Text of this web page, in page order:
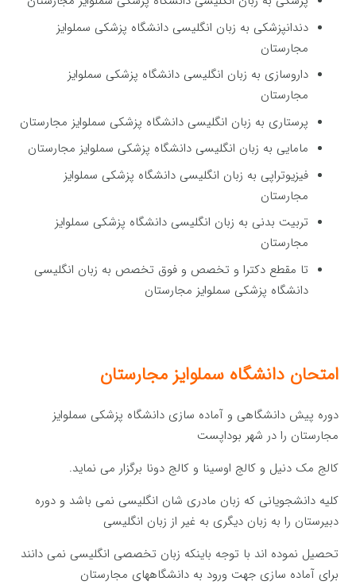
دندانپزشکی به زبان انگلیسی دانشگاه پزشکی سملوایز
مجارستان
داروسازی به زبان انگلیسی دانشگاه پزشکی سملوایز
مجارستان
پرستاری به زبان انگلیسی دانشگاه پزشکی سملوایز مجارستان
مامایی به زبان انگلیسی دانشگاه پزشکی سملوایز مجارستان
فیزیوتراپی به زبان انگلیسی دانشگاه پزشکی سملوایز
مجارستان
تربیت بدنی به زبان انگلیسی دانشگاه پزشکی سملوایز
مجارستان
تا مقطع دکترا و تخصص و فوق تخصص به زبان انگلیسی
دانشگاه پزشکی سملوایز مجارستان
امتحان دانشگاه سملوایز مجارستان
دوره پیش دانشگاهی و آماده سازی دانشگاه پزشکی سملوایز
مجارستان را در شهر بوداپست
کالج مک دنیل و کالج اوسینا و کالج دونا برگزار می نماید.
کلیه دانشجویانی که زبان مادری شان انگلیسی نمی باشد و دوره
دبیرستان را به زبان دیگری به غیر از زبان انگلیسی
تحصیل نموده اند با توجه باینکه زبان تخصصی انگلیسی نمی دانند
برای آماده سازی جهت ورود به دانشگاههای مجارستان